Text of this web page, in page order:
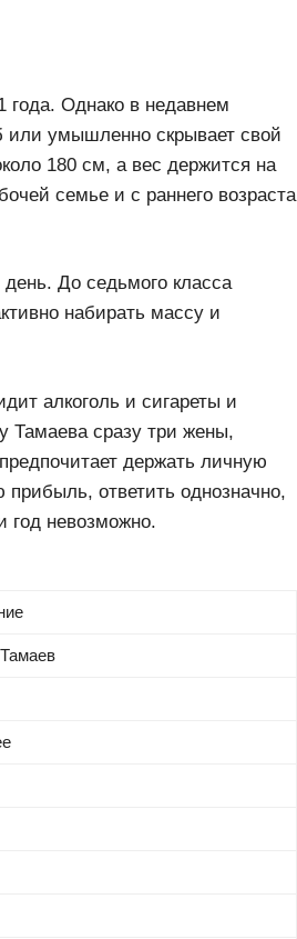
года. Однако в недавнем
или умышленно скрывает свой
180 см, а вес держится на
семье и с раннего возраста
До седьмого класса
набирать массу и
алкоголь и сигареты и
Тамаева сразу три жены,
держать личную
ответить однозначно,
год невозможно.